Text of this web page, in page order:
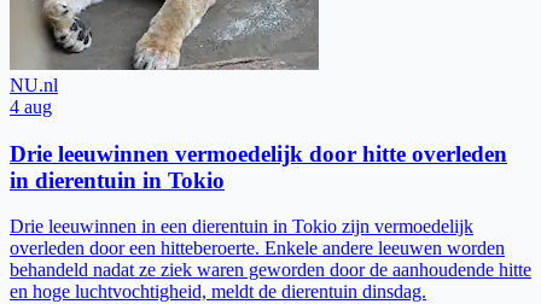
NU.nl
4 aug
Drie leeuwinnen vermoedelijk door hitte overleden
in dierentuin in Tokio
Drie leeuwinnen in een dierentuin in Tokio zijn vermoedelijk
overleden door een hitteberoerte. Enkele andere leeuwen worden
behandeld nadat ze ziek waren geworden door de aanhoudende hitte
en hoge luchtvochtigheid, meldt de dierentuin dinsdag.